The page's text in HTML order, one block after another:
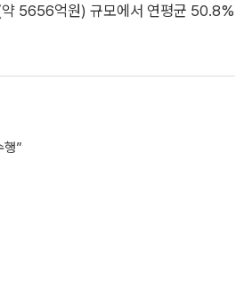
5656억원) 규모에서 연평균 50.8%
행”